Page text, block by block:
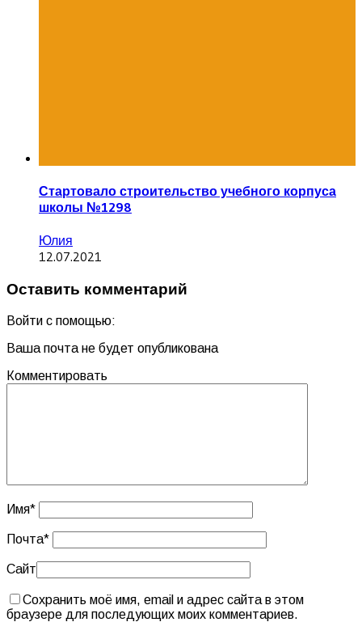
Стартовало строительство учебного корпуса
школы №1298
Юлия
12.07.2021
Оставить комментарий
Войти с помощью:
Ваша почта не будет опубликована
Комментировать
Имя*
Почта*
Сайт
Сохранить моё имя, email и адрес сайта в этом
браузере для последующих моих комментариев.